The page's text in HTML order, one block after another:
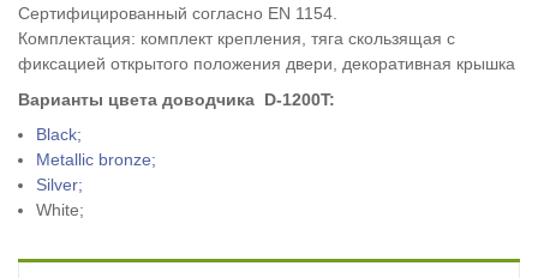
Сертифицированный согласно EN 1154.
Комплектация: комплект крепления, тяга скользящая с
фиксацией открытого положения двери, декоративная крышка
Варианты цвета доводчика D-1200T:
Black;
Metallic bronze;
Silver;
White;